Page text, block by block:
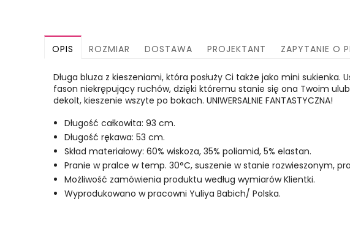
OPIS ROZMIAR DOSTAWA PROJEKTANT ZAPYTANIE O
Długa bluza z kieszeniami, która posłuży Ci także jako mini
fason niekrępujący ruchów, dzięki któremu stanie się ona Twoim
dekolt, kieszenie wszyte po bokach. UNIWERSALNIE FANTASTYCZNA!
Długość całkowita: 93 cm.
Długość rękawa: 53 cm.
Skład materiałowy: 60% wiskoza, 35% poliamid, 5% elastan.
Pranie w pralce w temp. 30°C, suszenie w stanie rozwieszonym,
Możliwość zamówienia produktu według wymiarów Klientki.
Wyprodukowano w pracowni Yuliya Babich/ Polska.